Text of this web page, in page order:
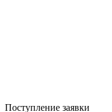
Поступление заявки